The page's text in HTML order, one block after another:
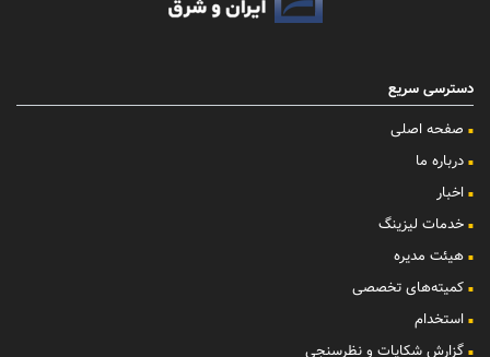
دسترسی سریع
صفحه اصلی
درباره ما
اخبار
خدمات لیزینگ
هیئت مدیره
کمیته‌های تخصصی
استخدام
گزارش شکایات و نظرسنجی